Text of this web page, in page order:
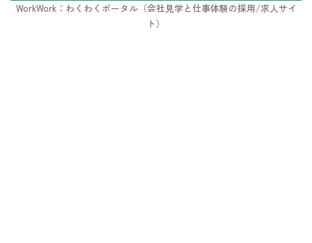
WorkWork：わくわくポータル（会社見学と仕事体験の採用/求人サイ
ト）